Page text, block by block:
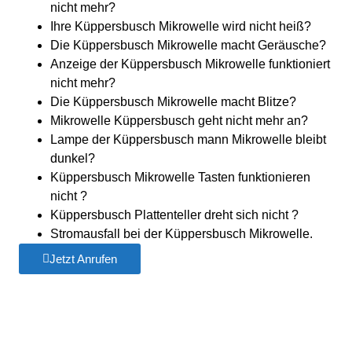
nicht mehr?
Ihre Küppersbusch Mikrowelle wird nicht heiß?
Die Küppersbusch Mikrowelle macht Geräusche?
Anzeige der Küppersbusch Mikrowelle funktioniert
nicht mehr?
Die Küppersbusch Mikrowelle macht Blitze?
Mikrowelle Küppersbusch geht nicht mehr an?
Lampe der Küppersbusch mann Mikrowelle bleibt
dunkel?
Küppersbusch Mikrowelle Tasten funktionieren
nicht ?
Küppersbusch Plattenteller dreht sich nicht ?
Stromausfall bei der Küppersbusch Mikrowelle.
Jetzt Anrufen